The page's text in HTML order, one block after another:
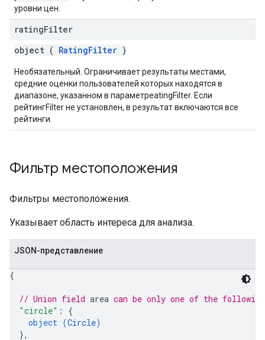
уровни цен.
ratingFilter
object ( RatingFilter )
Необязательный. Ограничивает результаты местами,
средние оценки пользователей которых находятся в
диапазоне, указанном в параметреatingFilter. Если
рейтингFilter не установлен, в результат включаются все
рейтинги.
Фильтр местоположения
Фильтры местоположения.
Указывает область интереса для анализа.
JSON-представление
{
// Union field area can be only one of the
"circle" : {
object (Circle)
},